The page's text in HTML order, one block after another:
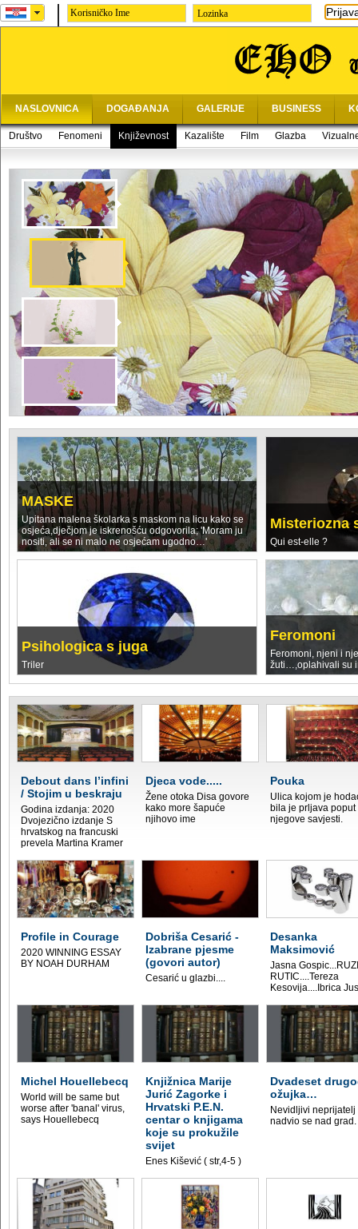
Lozinka
NASLOVNICA DOGAĐANJA GALERIJE BUSINESS
Društvo Fenomeni Književnost Kazalište Film Glazba
Louise Glück
photos
MASKE
Upitana malena školarka s maskom na licu kako se
osjeća,dječjom je iskrenošću odgovorila; 'Moram ju
nositi, ali se ni malo ne osjećam ugodno…'
Misteriozna
Qui est-elle ?
Psihologica s juga
Triler
Feromoni
Feromoni, njeni i
žuti…,oplahivali su
Debout dans l’infini
/ Stojim u beskraju
Godina izdanja: 2020
Dvojezično izdanje S
hrvatskog na francuski
prevela Martina Kramer
Djeca vode.....
Žene otoka Disa govore
kako more šapuće
njihovo ime
Pouka
Ulica kojom je
bila je prljava poput
njegove savjesti.
Profile in Courage
2020 WINNING ESSAY
BY NOAH DURHAM
Dobriša Cesarić -
Izabrane pjesme
(govori autor)
Cesarić u glazbi....
Desanka
Maksimović
Jasna
RUTIC....Tereza
Kesovija....Ibrica
Michel Houellebecq
World will be same but
worse after 'banal' virus,
says Houellebecq
Knjižnica Marije
Jurić Zagorke i
Hrvatski P.E.N.
centar o knjigama
koje su prokužile
svijet
Enes Kišević ( str,4-5 )
Dvadeset
ožujka…
Nevidljivi neprijatelj
nadvio se nad grad.